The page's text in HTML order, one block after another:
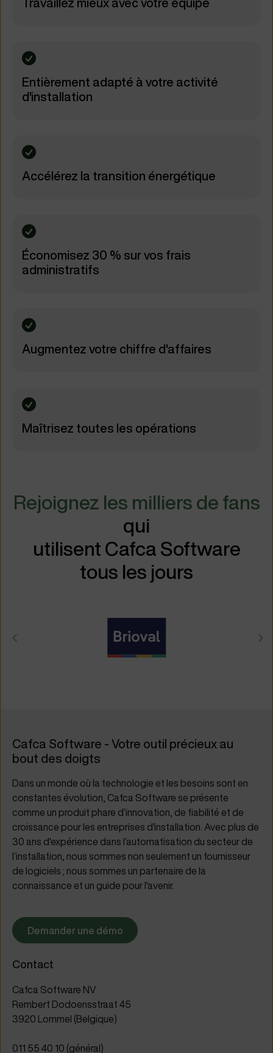
Entièrement adapté à votre activité
d'installation
Accélérez la transition énergétique
Économisez 30 % sur vos frais
administratifs
Augmentez votre chiffre d'affaires
Maîtrisez toutes les opérations
Rejoignez les milliers de fans
qui
utilisent Cafca Software
tous les jours
Cafca Software - Votre outil précieux au
bout des doigts
Dans un monde où la technologie et les besoins sont en
constantes évolution, Cafca Software se présente
comme un produit phare d’innovation, de fiabilité et de
croissance pour les entreprises d'installation. Avec plus de
30 ans d'expérience dans l’automatisation du secteur de
l’installation, nous sommes non seulement un fournisseur
de logiciels ; nous sommes un partenaire de la
connaissance et un guide pour l'avenir.
Demander une démo
Contact
Cafca Software NV
Rembert Dodoensstraat 45
3920 Lommel (Belgique)
011 55 40 10 (général)